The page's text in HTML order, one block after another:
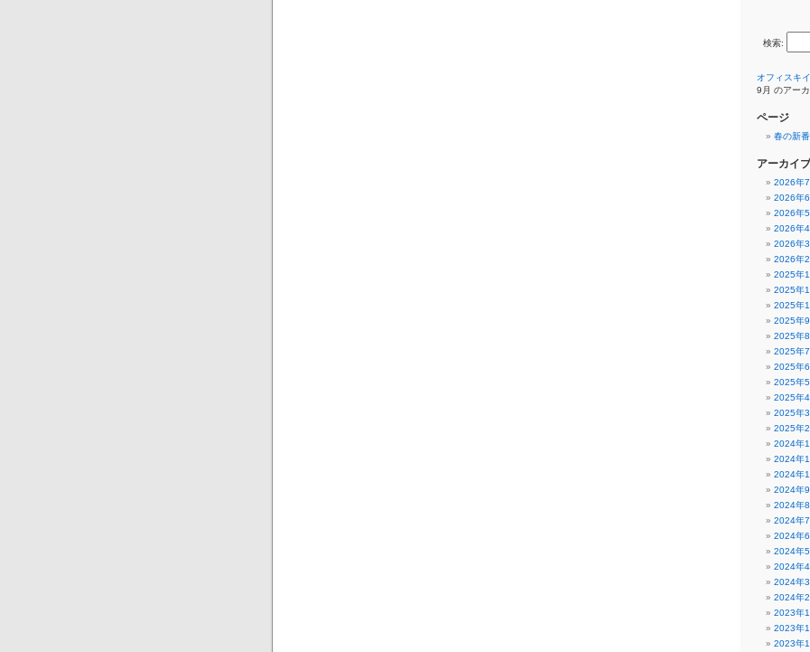
検索:
オフィスキ
9月 のアー
ページ
春の新
アーカイブ
2026年7
2026年6
2026年5
2026年4
2026年3
2026年2
2025年
2025年
2025年
2025年9
2025年8
2025年7
2025年6
2025年5
2025年4
2025年3
2025年2
2024年
2024年
2024年
2024年9
2024年8
2024年7
2024年6
2024年5
2024年4
2024年3
2024年2
2023年
2023年
2023年